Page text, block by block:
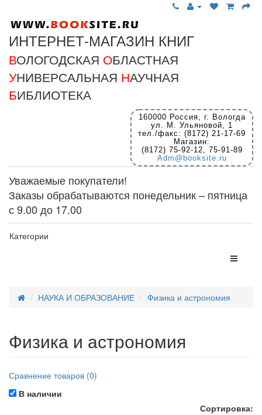
ИНТЕРНЕТ-МАГАЗИН КНИГ
ВОЛОГОДСКАЯ ОБЛАСТНАЯ
УНИВЕРСАЛЬНАЯ НАУЧНАЯ
БИБЛИОТЕКА
160000 Россия, г. Вологда
ул. М. Ульяновой, 1
тел./факс: (8172) 21-17-69
Магазин:
(8172) 75-92-12, 75-91-89
Adm@booksite.ru
Уважаемые покупатели!
Заказы обрабатываются понедельник – пятница
с 9.00 до 17.00
Категории
НАУКА И ОБРАЗОВАНИЕ Физика и астрономия
Физика и астрономия
Сравнение товаров (0)
В наличии
Сортировка: